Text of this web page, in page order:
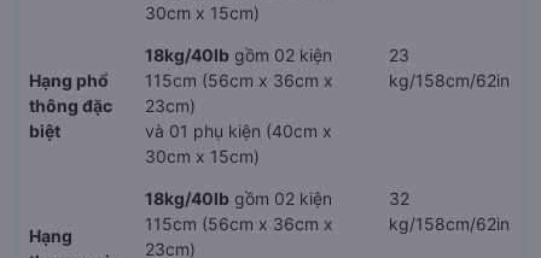
30cm x 15cm)
Hạng phổ
thông đặc
biệt
18kg/40lb gồm 02 kiện
115cm (56cm x 36cm x
23cm)
và 01 phụ kiện (40cm x
30cm x 15cm)
23
kg/158cm/62in
Hạng
18kg/40lb gồm 02 kiện
115cm (56cm x 36cm x
23cm)
32
kg/158cm/62in